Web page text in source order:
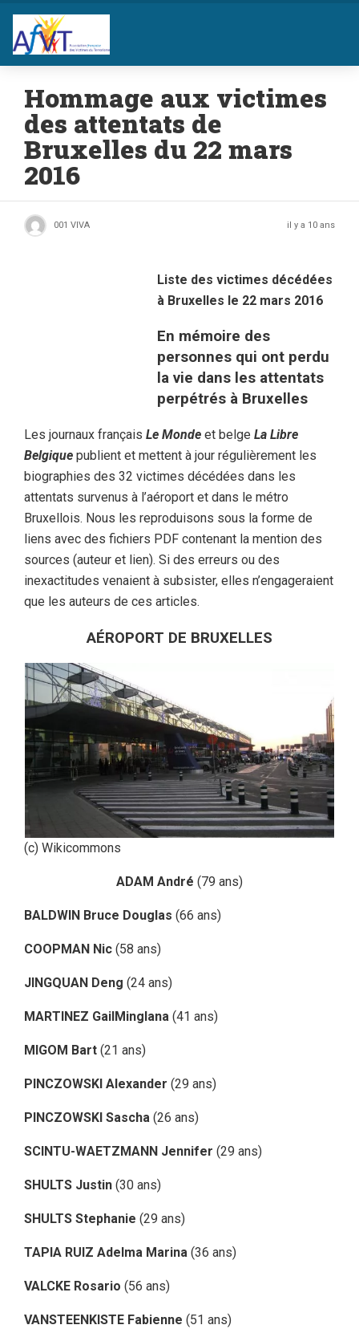
Hommage aux victimes
des attentats de
Bruxelles du 22 mars
2016
001 VIVA il y a 10 ans
Liste des victimes décédées
à Bruxelles le 22 mars 2016
En mémoire des
personnes qui ont perdu
la vie dans les attentats
perpétrés à Bruxelles
Les journaux français Le Monde et belge La Libre
Belgique publient et mettent à jour régulièrement les
biographies des 32 victimes décédées dans les
attentats survenus à l’aéroport et dans le métro
Bruxellois. Nous les reproduisons sous la forme de
liens avec des fichiers PDF contenant la mention des
sources (auteur et lien). Si des erreurs ou des
inexactitudes venaient à subsister, elles n’engageraient
que les auteurs de ces articles.
AÉROPORT DE BRUXELLES
(c) Wikicommons
ADAM André (79 ans)
BALDWIN Bruce Douglas (66 ans)
COOPMAN Nic (58 ans)
JINGQUAN Deng (24 ans)
MARTINEZ Gail Minglana (41 ans)
MIGOM Bart (21 ans)
PINCZOWSKI Alexander (29 ans)
PINCZOWSKI Sascha (26 ans)
SCINTU-WAETZMANN Jennifer (29 ans)
SHULTS Justin (30 ans)
SHULTS Stephanie (29 ans)
TAPIA RUIZ Adelma Marina (36 ans)
VALCKE Rosario (56 ans)
VANSTEENKISTE Fabienne (51 ans)